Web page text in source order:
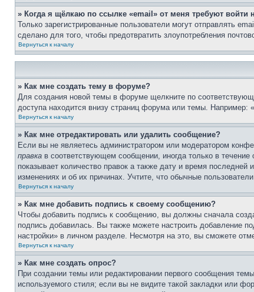
» Когда я щёлкаю по ссылке «email» от меня требуют войти
Только зарегистрированные пользователи могут отправлять
сделано для того, чтобы предотвратить злоупотребления
Вернуться к началу
» Как мне создать тему в форуме?
Для создания новой темы в форуме щелкните по
доступа находится внизу страниц форума или темы.
Вернуться к началу
» Как мне отредактировать или удалить сообщение?
Если вы не являетесь администратором или модератором
правка в соответствующем сообщении, иногда только в
показывает количество правок а также дату и время
изменениях и об их причинах. Учтите, что обычные
Вернуться к началу
» Как мне добавить подпись к своему сообщению?
Чтобы добавить подпись к сообщению, вы должны сначала
подпись добавилась. Вы также можете настроить добавление
настройки» в личном разделе. Несмотря на это, вы сможете
Вернуться к началу
» Как мне создать опрос?
При создании темы или редактировании первого сообщения
используемого стиля; если вы не видите такой закладки или